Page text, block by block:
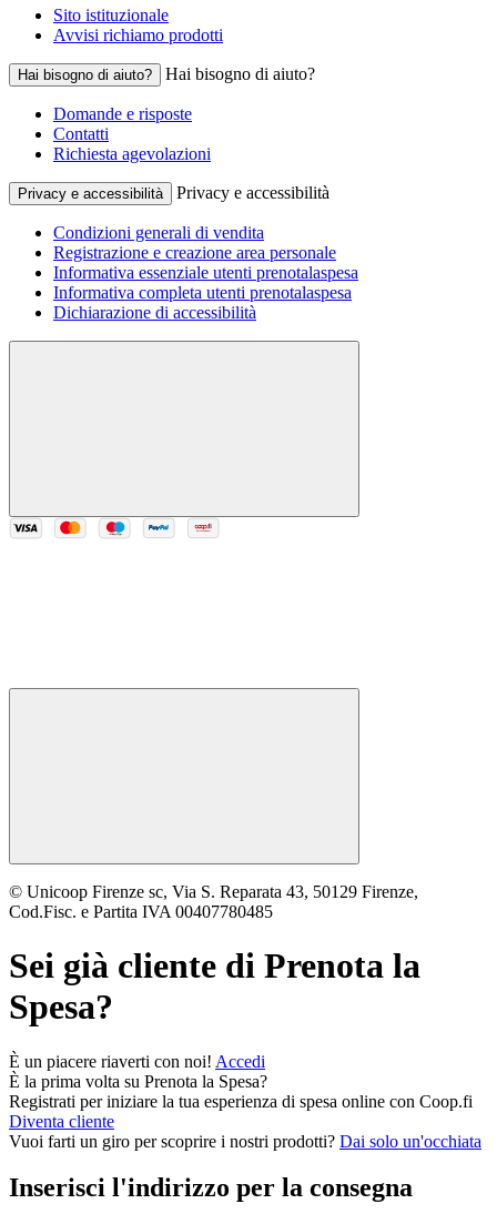
Sito istituzionale
Avvisi richiamo prodotti
Hai bisogno di aiuto? Hai bisogno di aiuto?
Domande e risposte
Contatti
Richiesta agevolazioni
Privacy e accessibilità Privacy e accessibilità
Condizioni generali di vendita
Registrazione e creazione area personale
Informativa essenziale utenti prenotalaspesa
Informativa completa utenti prenotalaspesa
Dichiarazione di accessibilità
© Unicoop Firenze sc, Via S. Reparata 43, 50129 Firenze,
Cod.Fisc. e Partita IVA 00407780485
Sei già cliente di Prenota la
Spesa?
È un piacere riaverti con noi! Accedi
È la prima volta su Prenota la Spesa?
Registrati per iniziare la tua esperienza di spesa online con Coop.fi
Diventa cliente
Vuoi farti un giro per scoprire i nostri prodotti? Dai solo un'occhiata
Inserisci l'indirizzo per la consegna